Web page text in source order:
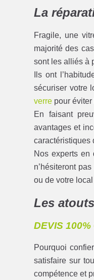
La
Fragile, une
majorité des
sont les alliés à
Ils ont
sécuriser votre
verre pour
En faisant
avantages et
caractéristiques
Nos experts en
n’hésiteront
ou de votre
Les
DEVIS 100%
Pourquoi
satisfaire sur
compétence et